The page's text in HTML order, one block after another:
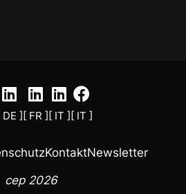
DE ][ FR ][ IT ][ IT ]
KontaktNewsletter
cep 2026